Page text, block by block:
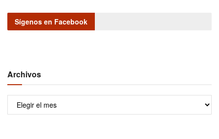
Sígenos en Facebook
Archivos
Archivos